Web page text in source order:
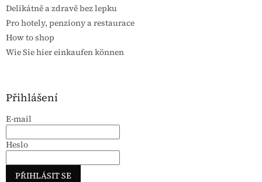
Delikátně a zdravě bez lepku
Pro hotely, penziony a restaurace
How to shop
Wie Sie hier einkaufen können
Přihlášení
E-mail
Heslo
PŘIHLÁSIT SE